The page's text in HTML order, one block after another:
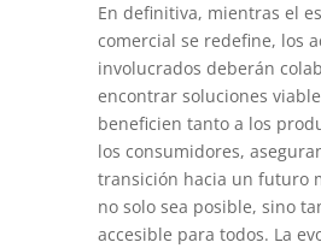
En definitiva, mientras el
comercial se redefine, los
involucrados deberán
encontrar soluciones
beneficien tanto a los
los consumidores,
transición hacia un futuro
no solo sea posible, sino
accesible para todos. La